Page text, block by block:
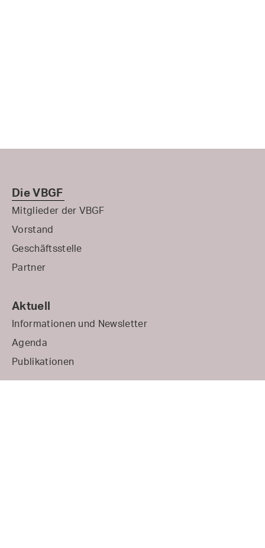
Die VBGF
Mitglieder der VBGF
Vorstand
Geschäftsstelle
Partner
Aktuell
Informationen und Newsletter
Agenda
Publikationen